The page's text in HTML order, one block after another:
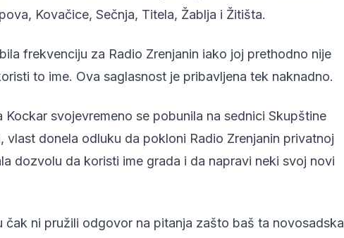
Kovačice, Sečnja, Titela, Žablja i Žitišta.
frekvenciju za Radio Zrenjanin iako joj prethodno nije
to ime. Ova saglasnost je pribavljena tek naknadno.
svojevremeno se pobunila na sednici Skupštine
vlast donela odluku da pokloni Radio Zrenjanin privatnoj
dozvolu da koristi ime grada i da napravi neki svoj novi
čak ni pružili odgovor na pitanja zašto baš ta novosadska